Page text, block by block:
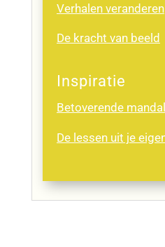
Verhalen veranderen
De kracht van beeld
Inspiratie
Betoverende
De lessen uit je